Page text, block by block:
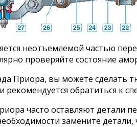
неотъемлемой частью
проверяйте состояние
Приора, вы можете сделать
рекомендуется обратиться к
часто оставляют детали
замените